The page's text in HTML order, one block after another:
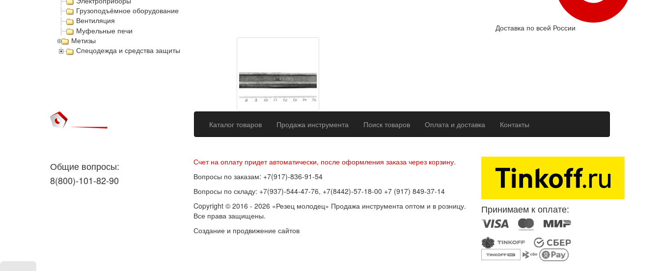
Грузоподъёмное оборудование
Вентиляция
Муфельные печи
Метизы
Спецодежда и средства защиты
Доставка по всей России
Каталог товаров Продажа инструмента Поиск товаров Оплата и доставка Контакты
Общие вопросы:
8(800)-101-82-90
Счет на оплату придет автоматически, после оформления заказа через корзину.
Вопросы по заказам: +7(917)-836-91-54
Вопросы по складу: +7(937)-544-47-76, +7(8442)-57-18-00 +7 (917) 849-37-14
Copyright © 2016 - 2026 «Резец молодец» Продажа инструмента оптом и в розницу.
Все права защищены.
Создание и продвижение сайтов
Принимаем к оплате: